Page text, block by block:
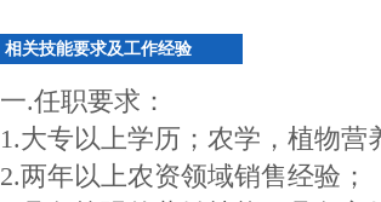
相关技能要求及工作经验
一.任职要求：
1.大专以上学历；农学，植物
2.两年以上农资领域销售经验；